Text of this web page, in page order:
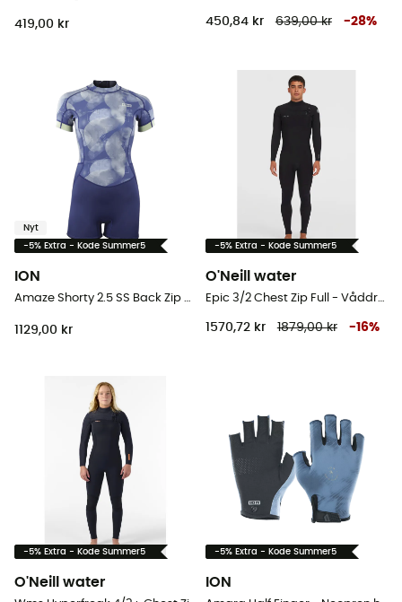
419,00 kr 450,84 kr 639,00 kr -28%
Nyt
-5% Extra - Kode Summer5
ION
Amaze Shorty 2.5 SS Back Zip - Våddragter til surf - Damer
1129,00 kr
-5% Extra - Kode Summer5
O'Neill water
Epic 3/2 Chest Zip Full - Våddragter til surf - Herrer
1570,72 kr 1879,00 kr -16%
-5% Extra - Kode Summer5
O'Neill water
-5% Extra - Kode Summer5
ION